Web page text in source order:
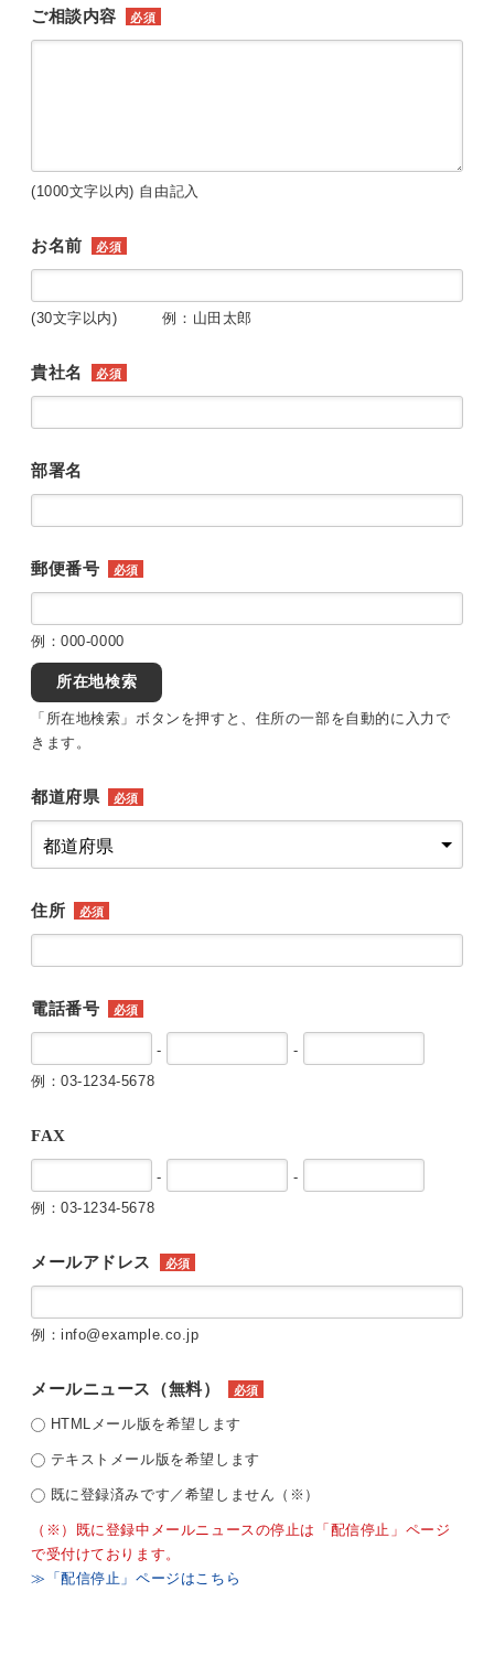
ご相談内容 必須
(1000文字以内) 自由記入
お名前 必須
(30文字以内) 例：山田太郎
貴社名 必須
部署名
郵便番号 必須
例：000-0000
所在地検索
「所在地検索」ボタンを押すと、住所の一部を自動的に入力で
きます。
都道府県 必須
住所 必須
電話番号 必須
-
-
例：03-1234-5678
FAX
-
-
例：03-1234-5678
メールアドレス 必須
例：info@example.co.jp
メールニュース（無料） 必須
HTMLメール版を希望します
テキストメール版を希望します
既に登録済みです／希望しません（※）
（※）既に登録中メールニュースの停止は「配信停止」ページ
で受付けております。
≫「配信停止」ページはこちら